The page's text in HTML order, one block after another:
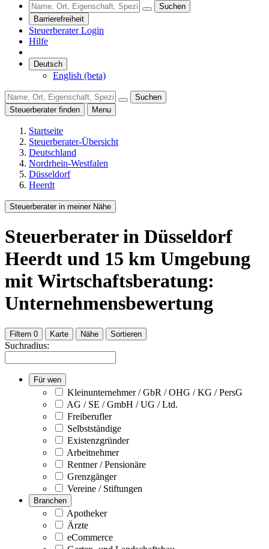
Suchen
Barrierefreiheit
Steuerberater Login
Hilfe
Deutsch
English (beta)
Suchen
Steuerberater finden
Menu
Startseite
Steuerberater-Übersicht
Deutschland
Nordrhein-Westfalen
Düsseldorf
Heerdt
Steuerberater in meiner Nähe
Steuerberater in Düsseldorf
Heerdt und 15 km Umgebung
mit Wirtschaftsberatung:
Unternehmensbewertung
Filtern 0 Karte Nähe Sortieren
Suchradius:
Für wen
Kleinunternehmer / GbR / OHG / KG / PersG
AG / SE / GmbH / UG / Ltd.
Freiberufler
Selbstständige
Existenzgründer
Arbeitnehmer
Rentner / Pensionäre
Grenzgänger
Vereine / Stiftungen
Branchen
Apotheker
Ärzte
eCommerce